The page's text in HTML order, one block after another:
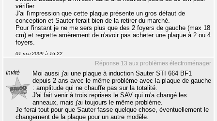
vérifier.
J'ai l'impression que cette plaque présente un gros défaut de
conception et Sauter ferait bien de la retirer du marché.
Pour l'instant je ne me sers plus que des 2 foyers de gauche (max 18
cm) et regrette amèrement de n'avoir pas acheter une plaque à 2 ou 4
foyers.
01 mai 2009 à 16:22
Réponse 13 aux problèmes électroménager
Invité
Moi aussi j'ai une plaque à induction Sauter STI 664 BF1
depuis 2 ans avec le même problème avec la plaque de gauche
: amplitude qui ne chauffe pas sur la totalité.
J'ai fait venir à trois reprises le SAV qui m'a changé les
anneaux, mais j'ai toujours le même problème.
Je ferai tout pour que Sauter fasse quelque chose, éventuellement le
changement de la plaque pour un autre modèle.